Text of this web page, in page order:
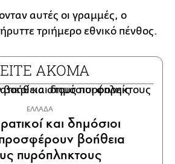
αυτές οι γραμμές, ο
τριήμερο εθνικό πένθος.
ΑΚΟΜΑ
ΕΛΛΑΔΑ
και δημόσιοι
βοήθεια
πυρόπληκτους